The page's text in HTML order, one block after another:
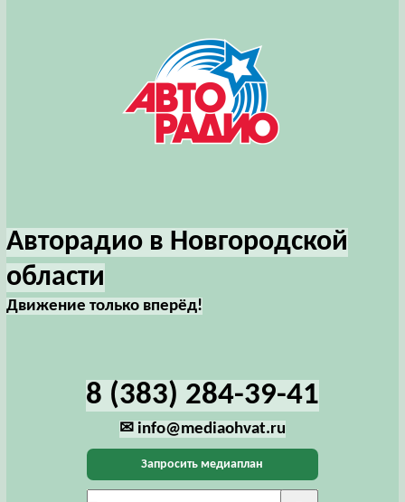
Авторадио в Новгородской
области
Движение только вперёд!
8 (383) 284-39-41
✉ info@mediaohvat.ru
Запросить медиаплан